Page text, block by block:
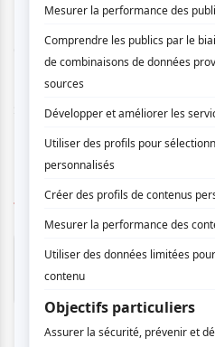
Grande-Bretagne | 2010 |
Sélection officielle Cannes
1 COMMENTAIRE DE
Nicole F. - 2011-03-22